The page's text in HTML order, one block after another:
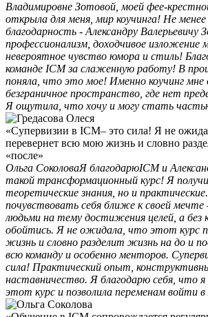
Владимировне Зотовой, моей фее-
открыла для меня, мир коучинга! Не менее
благодарность - Александру Валерьевичу
профессионализм, доходчивое изложение
невероятное чувство юмора и стиль!
команде ICM за слаженную работу! В
поняла, что это мое! Именно коучинг
безграничное пространство, где нет
Я ощутила, что хочу и могу стать
«Супервизии в ICM– это сила! Я не
перевернет всю мою жизнь и словно
«после»
Ольга СоколоваЯ благодарюICM и
такой трансформационный курс! Я
теоретические знания, но и
почувствовать себя ближе к своей
людьми на тему достижения целей, а без
обойтись. Я не ожидала, что этот курс
жизнь и словно разделит жизнь на до и
всю команду и особенно менторов.
сила! Практический опыт,
наставничество. Я благодарю себя, что я
этот курс и позволила переменам войти